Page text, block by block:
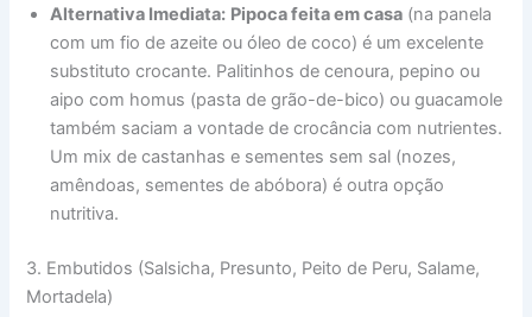
Alternativa Imediata: Pipoca feita em casa (na panela
com um fio de azeite ou óleo de coco) é um excelente
substituto crocante. Palitinhos de cenoura, pepino ou
aipo com homus (pasta de grão-de-bico) ou guacamole
também saciam a vontade de crocância com nutrientes.
Um mix de castanhas e sementes sem sal (nozes,
amêndoas, sementes de abóbora) é outra opção
nutritiva.
3. Embutidos (Salsicha, Presunto, Peito de Peru, Salame,
Mortadela)